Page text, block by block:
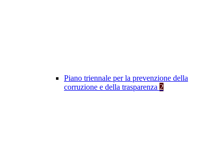
Piano triennale per la prevenzione della
corruzione e della trasparenza 2